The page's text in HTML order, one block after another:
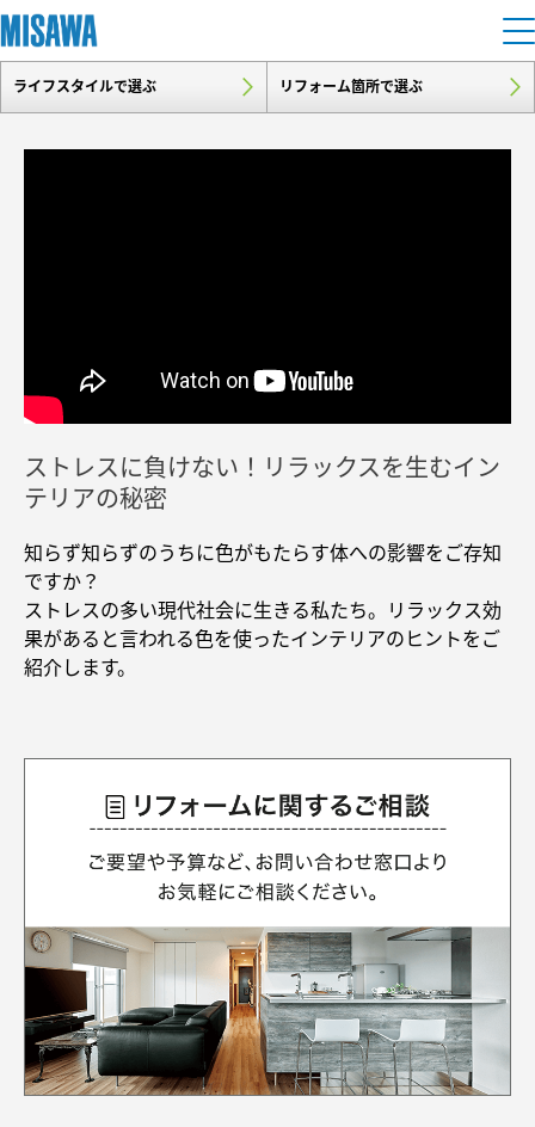
住まい
建築事例・建築実例
デザイナーズギャラリー
住まいづくりガイド
買う
分譲マンション検索
売る [MISAWA RELAY]
住まいの売却
賃貸併用住宅
土地活用モデルルーム見学
土地活用実例
法人のお客さま
社宅建築
医療・介護・子育て・障がい福祉施設
これから土地活用・賃貸経営をご検討の方
土地活用の基礎から長期安定経営を目指すオーナー様まで、賃貸経営
に役立つ多彩な情報を幅広くお届けします。
ホームラウンジ 土地活用・賃貸経営
ミサワリフォームとは
リフォームの流れ
リフォーム事例
事業用
リフォーム営業所
これからリフォームをご検討の方
実例動画や基礎知識、収納の工夫など、理想の住まいを叶えるリフォ
ームの具体策とアイデアを豊富にご用意しています。
ホームラウンジ リフォーム
複合開発・投資開発
複合開発事業（ASMACI-アスマチ-）
再開発・官民連携事業
分譲マンション開発事業
収益不動産・投資開発事業
事業用地・事業用建物
すべてのフィールドに新しい価値をデザインし、持続可能な未来志向
のまちづくりを実現していきます。
オーナーサポート
サポートメニュー
住まいるりんぐ（ロングサポート）
保証制度
アフターメンテナンス
ご相談窓口
ミサワホームオーナーさま・リフォーム工事ご契約者さまとミサワホ
ームを結ぶコミュニケーションサイト。お得・便利・安心なコンテン
ツや、ミサワホームからの大切なお知らせなど配信しています。
企業・IR情報
企業・IR
ニュース
ミサワホームグループ
環境活動
採用情報
新卒者採用
展示場・イベント情報
カタログ請求
住まいのご相談
ライフスタイルで選ぶ リフォーム箇所で選ぶ
ストレスに負けない！リラックスを生むイン
テリアの秘密
知らず知らずのうちに色がもたらす体への影響をご存知
ですか？
ストレスの多い現代社会に生きる私たち。リラックス効
果があると言われる色を使ったインテリアのヒントをご
紹介します。